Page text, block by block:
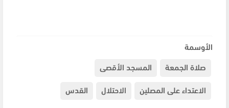
الأوسمة
صلاة الجمعة
المسجد الأقصى
الاعتداء على المصلين
الاحتلال القدس